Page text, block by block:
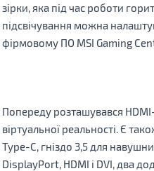
зірки, яка під час роботи
підсвічування можна
фірмовому ПО MSI Gaming
Попереду розташувався
віртуальної реальності. Є
Type-C, гніздо 3,5 для
DisplayPort, HDMI і DVI, два